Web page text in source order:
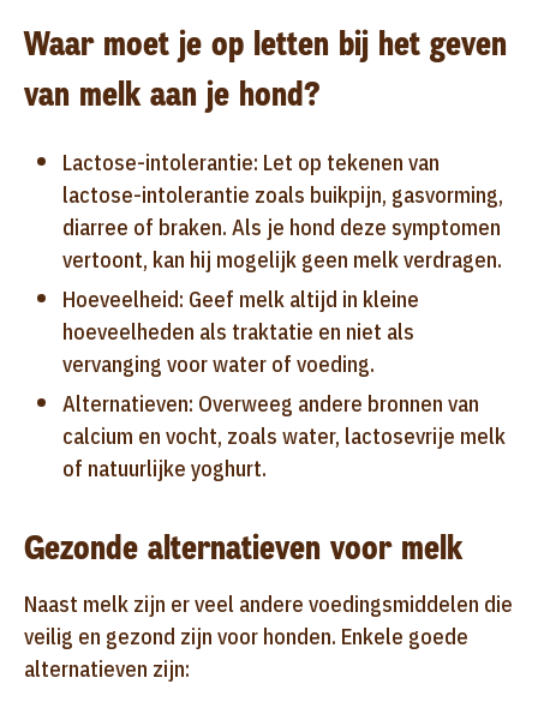
Waar moet je op letten bij het geven
van melk aan je hond?
Lactose-intolerantie: Let op tekenen van
lactose-intolerantie zoals buikpijn, gasvorming,
diarree of braken. Als je hond deze symptomen
vertoont, kan hij mogelijk geen melk verdragen.
Hoeveelheid: Geef melk altijd in kleine
hoeveelheden als traktatie en niet als
vervanging voor water of voeding.
Alternatieven: Overweeg andere bronnen van
calcium en vocht, zoals water, lactosevrije melk
of natuurlijke yoghurt.
Gezonde alternatieven voor melk
Naast melk zijn er veel andere voedingsmiddelen die
veilig en gezond zijn voor honden. Enkele goede
alternatieven zijn: